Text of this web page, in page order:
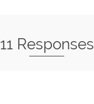
11 Responses